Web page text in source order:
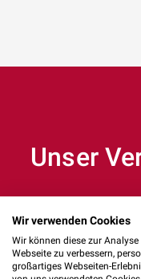
Unser
Wir verwenden Cookies
Wir können diese zur
Webseite zu verbessern,
großartiges Webseiten-